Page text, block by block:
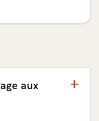
aux